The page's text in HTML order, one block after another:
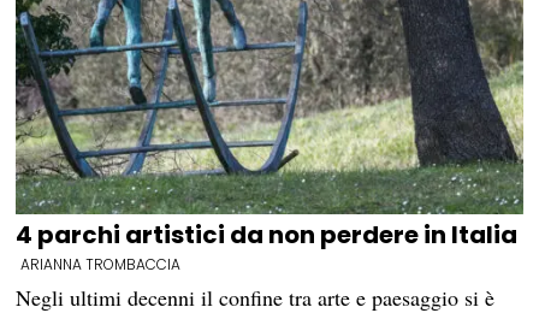
4 parchi artistici da non perdere in Italia
ARIANNA TROMBACCIA
Negli ultimi decenni il confine tra arte e paesaggio si è